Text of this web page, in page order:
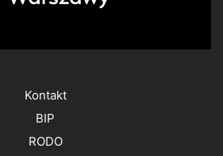
Kontakt
BIP
RODO